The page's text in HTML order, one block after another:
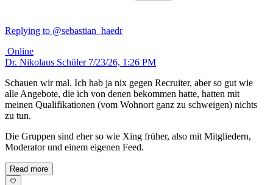
Replying to @sebastian_haedr
Online
Dr. Nikolaus Schüler 7/23/26, 1:26 PM
Schauen wir mal. Ich hab ja nix gegen Recruiter, aber so gut wie
alle Angebote, die ich von denen bekommen hatte, hatten mit
meinen Qualifikationen (vom Wohnort ganz zu schweigen) nichts
zu tun.
Die Gruppen sind eher so wie Xing früher, also mit Mitgliedern,
Moderator und einem eigenen Feed.
Read more